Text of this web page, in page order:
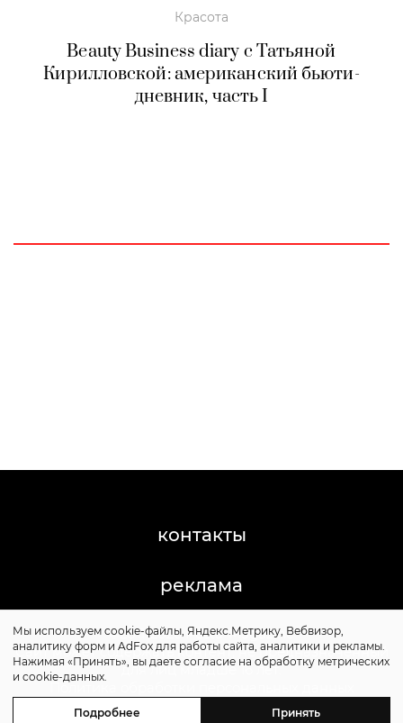
Красота
Beauty Business diary с Татьяной
Кирилловской: американский бьюти-
дневник, часть I
контакты
реклама
©2011-2026 Posta-Magazine
Сайт может содержать контент, не предназначенный
для лиц младше 16 лет.
Политика обработки персональных данных
Мы используем cookie-файлы, Яндекс.Метрику, Вебвизор,
аналитику форм и AdFox для работы сайта, аналитики и рекламы.
Нажимая «Принять», вы даете согласие на обработку метрических
и cookie-данных.
Подробнее Принять